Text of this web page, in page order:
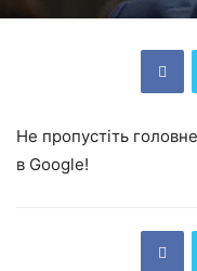
Не пропустіть
в Google!